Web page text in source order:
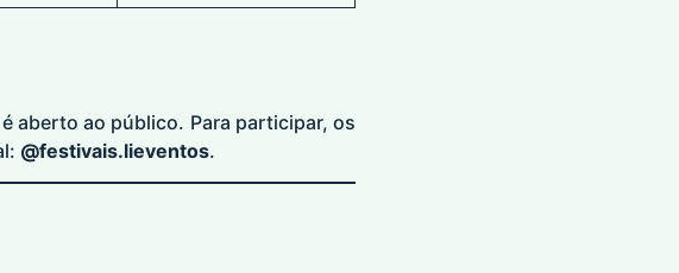
aberto ao público. Para participar, os
@festivais.lieventos.